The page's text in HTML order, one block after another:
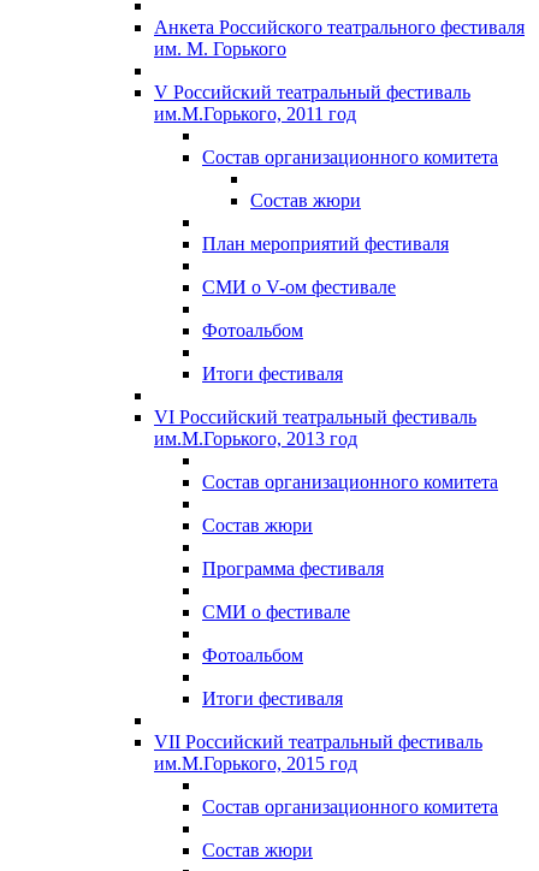
Анкета Российского театрального фестиваля
им. М. Горького
V Российский театральный фестиваль
им.М.Горького, 2011 год
Состав организационного комитета
Состав жюри
План мероприятий фестиваля
СМИ о V-ом фестивале
Фотоальбом
Итоги фестиваля
VI Российский театральный фестиваль
им.М.Горького, 2013 год
Состав организационного комитета
Состав жюри
Программа фестиваля
СМИ о фестивале
Фотоальбом
Итоги фестиваля
VII Российский театральный фестиваль
им.М.Горького, 2015 год
Состав организационного комитета
Состав жюри